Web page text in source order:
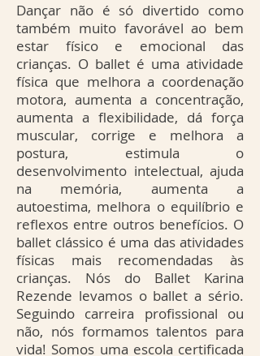
Dançar não é só divertido como
também muito favorável ao bem
estar físico e emocional das
crianças. O ballet é uma atividade
física que melhora a coordenação
motora, aumenta a concentração,
aumenta a flexibilidade, dá força
muscular, corrige e melhora a
postura, estimula o
desenvolvimento intelectual, ajuda
na memória, aumenta a
autoestima, melhora o equilíbrio e
reflexos entre outros benefícios. O
ballet clássico é uma das atividades
físicas mais recomendadas às
crianças. Nós do Ballet Karina
Rezende levamos o ballet a sério.
Seguindo carreira profissional ou
não, nós formamos talentos para
vida! Somos uma escola certificada